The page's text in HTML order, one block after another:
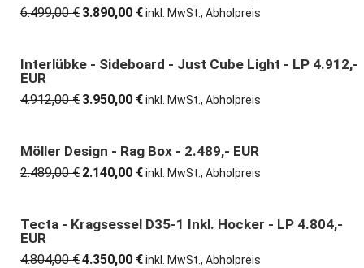
6.499,00€ Ursprünglicher
6.499,00 €
3.890,00 €Aktueller
3.890,00 €.
inkl. MwSt., Abholpreis
20% günstiger
Interlübke - Sideboard - Just Cube Light - LP 4.912,-
EUR
4.912,00€ Ursprünglicher
4.912,00 €
3.950,00 €Aktueller
3.950,00 €.
inkl. MwSt., Abholpreis
14% günstiger
Möller Design - Rag Box - 2.489,- EUR
2.489,00€ Ursprünglicher
2.489,00 €
2.140,00 €Aktueller
2.140,00 €.
inkl. MwSt., Abholpreis
9% günstiger
Tecta - Kragsessel D35-1 Inkl. Hocker - LP 4.804,-
EUR
4.804,00€Ursprünglicher
4.350,00 €Aktueller
inkl. MwSt., Abholpreis